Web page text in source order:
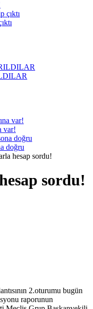
var!
doğru
hesap sordu!
sordu!
2.oturumu bugün
raporunun